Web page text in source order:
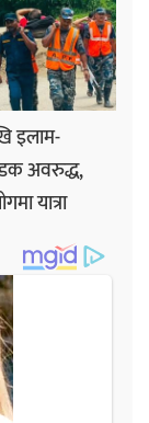
इलाम-
अवरुद्ध,
यात्रा